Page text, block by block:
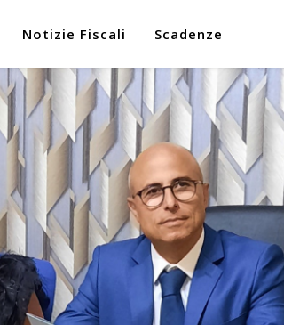
Notizie Fiscali Scadenze